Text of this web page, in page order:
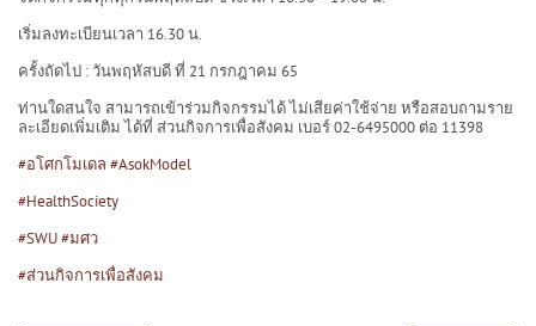
เริ่มลงทะเบียนเวลา 16.30 น.
ครั้งถัดไป : วันพฤหัสบดี ที่ 21 กรกฎาคม 65
ท่านใดสนใจ สามารถเข้าร่วมกิจกรรมได้ ไม่เสียค่าใช้จ่าย หรือสอบถามราย
ละเอียดเพิ่มเติม ได้ที่ ส่วนกิจการเพื่อสังคม เบอร์ 02-6495000 ต่อ 11398
#อโศกโมเดล #AsokModel
#HealthSociety
#SWU#มศว
#ส่วนกิจการเพื่อสังคม